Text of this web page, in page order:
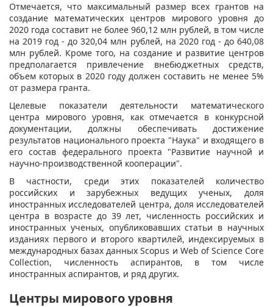
Отмечается, что максимальный размер всех грантов на
создание математических центров мирового уровня до
2020 года составит не более 960,12 млн рублей, в том числе
на 2019 год - до 320,04 млн рублей, на 2020 год - до 640,08
млн рублей. Кроме того, на создание и развитие центров
предполагается привлечение внебюджетных средств,
объем которых в 2020 году должен составить не менее 5%
от размера гранта.
Целевые показатели деятельности математического
центра мирового уровня, как отмечается в конкурсной
документации, должны обеспечивать достижение
результатов национального проекта "Наука" и входящего в
его состав федерального проекта "Развитие научной и
научно-производственной кооперации".
В частности, среди этих показателей количество
российских и зарубежных ведущих ученых, доля
иностранных исследователей центра, доля исследователей
центра в возрасте до 39 лет, численность российских и
иностранных ученых, опубликовавших статьи в научных
изданиях первого и второго квартилей, индексируемых в
международных базах данных Scopus и Web of Science Core
Collection, численность аспирантов, в том числе
иностранных аспирантов, и ряд других.
Центры мирового уровня